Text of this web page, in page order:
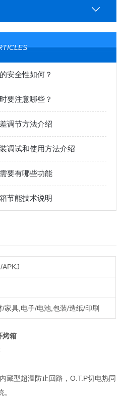
安全性如何？
要注意哪些？
调节方法介绍
调试和使用方法介绍
要有哪些功能
节能技术说明
APKJ
/家具,电子/电池,包装/造纸/印刷
烤箱
型超温防止回路，O.T.P切电热同